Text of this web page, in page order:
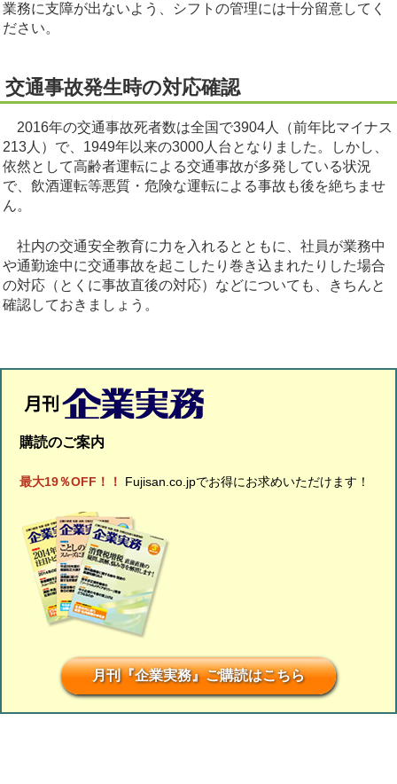
業務に支障が出ないよう、シフトの管理には十分留意してく
ださい。
交通事故発生時の対応確認
2016年の交通事故死者数は全国で3904人（前年比マイナス
213人）で、1949年以来の3000人台となりました。しかし、
依然として高齢者運転による交通事故が多発している状況
で、飲酒運転等悪質・危険な運転による事故も後を絶ちませ
ん。
社内の交通安全教育に力を入れるとともに、社員が業務中
や通勤途中に交通事故を起こしたり巻き込まれたりした場合
の対応（とくに事故直後の対応）などについても、きちんと
確認しておきましょう。
購読のご案内
最大19％OFF！！ Fujisan.co.jpでお得にお求めいただけます！
月刊『企業実務』ご購読はこちら